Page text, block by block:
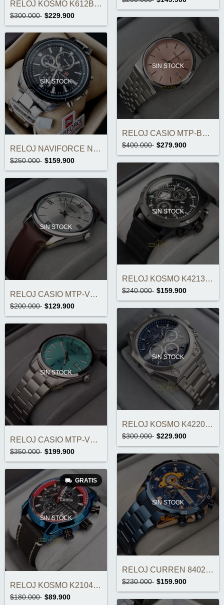
RELOJ KOSMO K612B AUTOMÁTICO ORIGINAL
$300.000 $229.900
SIN STOCK
RELOJ NAVIFORCE NF9089M ORIGINAL
$250.000 $159.900
SIN STOCK
RELOJ CASIO MTP-B145D-4AVDF ORIGINAL
$400.000 $279.900
SIN STOCK
RELOJ CASIO MTP-V005L-7B5UDF
$200.000 $129.900
SIN STOCK
RELOJ KOSMO K4213 CRONOGRAFOS ORIGINAL
$240.000 $159.900
SIN STOCK
RELOJ CASIO MTP-VD03D-2A3UDF ORIGINAL
$350.000 $199.900
SIN STOCK
RELOJ KOSMO K4220G ORIGINAL
$300.000 $229.900
SIN STOCK
GRATIS
RELOJ KOSMO K2104 ORIGINAL
$180.000 $89.900
SIN STOCK
RELOJ CURREN 8402 CRONOGRAFOS ORIGINAL
$230.000 $159.900